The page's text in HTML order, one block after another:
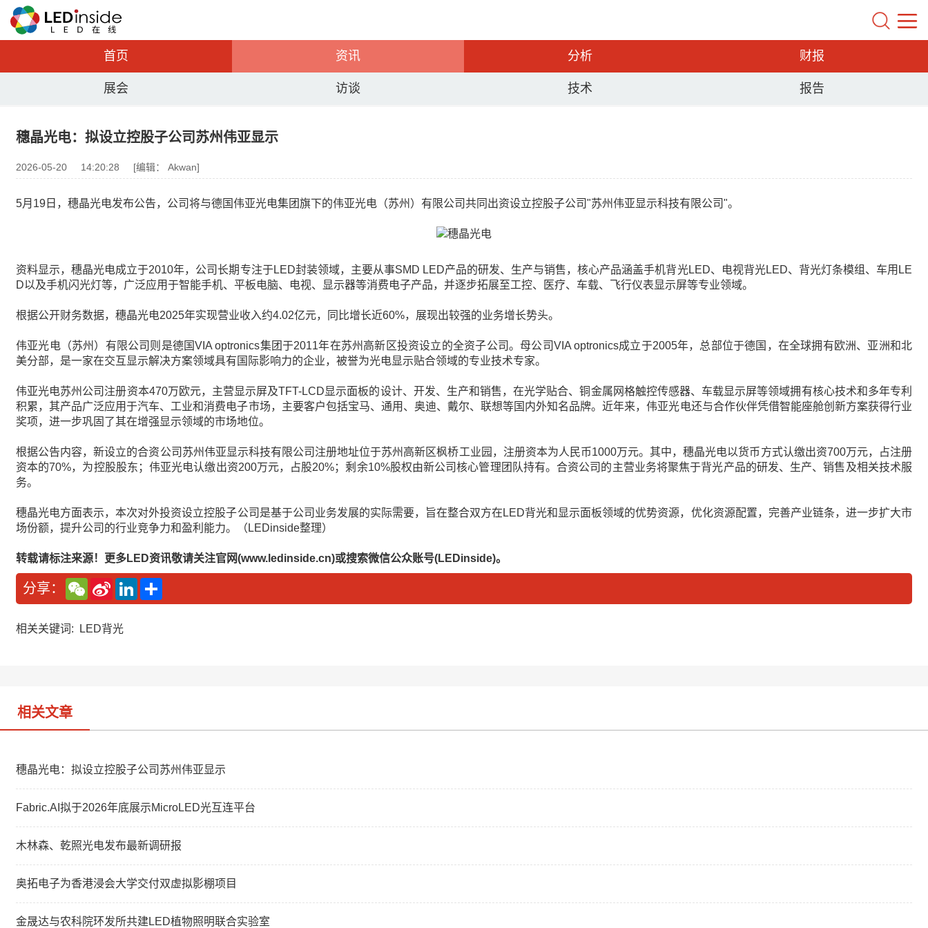
首页 资讯 分析 财报
展会 访谈 技术 报告
穗晶光电：拟设立控股子公司苏州伟亚显示
2026-05-20 14:20:28 [编辑： Akwan]
5月19日，穗晶光电发布公告，公司将与德国伟亚光电集团旗下的伟亚光电（苏州）有限公司共同出资设立控股子公司"苏州伟亚显示科技有限公司"。
资料显示，穗晶光电成立于2010年，公司长期专注于LED封装领域，主要从事SMD LED产品的研发、生产与销售，核心产品涵盖手机背光LED、电视背光LED、背光灯条模组、车用LE
D以及手机闪光灯等，广泛应用于智能手机、平板电脑、电视、显示器等消费电子产品，并逐步拓展至工控、医疗、车载、飞行仪表显示屏等专业领域。
根据公开财务数据，穗晶光电2025年实现营业收入约4.02亿元，同比增长近60%，展现出较强的业务增长势头。
伟亚光电（苏州）有限公司则是德国VIA optronics集团于2011年在苏州高新区投资设立的全资子公司。母公司VIA optronics成立于2005年，总部位于德国，在全球拥有欧洲、亚洲和北
美分部，是一家在交互显示解决方案领域具有国际影响力的企业，被誉为光电显示贴合领域的专业技术专家。
伟亚光电苏州公司注册资本470万欧元，主营显示屏及TFT-LCD显示面板的设计、开发、生产和销售，在光学贴合、铜金属网格触控传感器、车载显示屏等领域拥有核心技术和多年专利
积累，其产品广泛应用于汽车、工业和消费电子市场，主要客户包括宝马、通用、奥迪、戴尔、联想等国内外知名品牌。近年来，伟亚光电还与合作伙伴凭借智能座舱创新方案获得行业
奖项，进一步巩固了其在增强显示领域的市场地位。
根据公告内容，新设立的合资公司苏州伟亚显示科技有限公司注册地址位于苏州高新区枫桥工业园，注册资本为人民币1000万元。其中，穗晶光电以货币方式认缴出资700万元，占注册
资本的70%，为控股股东；伟亚光电认缴出资200万元，占股20%；剩余10%股权由新公司核心管理团队持有。合资公司的主营业务将聚焦于背光产品的研发、生产、销售及相关技术服
务。
穗晶光电方面表示，本次对外投资设立控股子公司是基于公司业务发展的实际需要，旨在整合双方在LED背光和显示面板领域的优势资源，优化资源配置，完善产业链条，进一步扩大市
场份额，提升公司的行业竞争力和盈利能力。（LEDinside整理）
转载请标注来源！更多LED资讯敬请关注官网(www.ledinside.cn)或搜索微信公众账号(LEDinside)。
分享：
W
e
C
a
S
n
W
L
n
相关关键词: LED背光
相关文章
穗晶光电：拟设立控股子公司苏州伟亚显示
Fabric.AI拟于2026年底展示MicroLED光互连平台
木林森、乾照光电发布最新调研报
奥拓电子为香港浸会大学交付双虚拟影棚项目
金晟达与农科院环发所共建LED植物照明联合实验室